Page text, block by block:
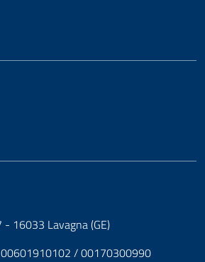
- 16033 Lavagna (GE)
00601910102 / 00170300990